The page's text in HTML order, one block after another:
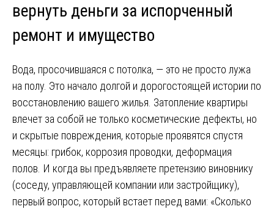
вернуть деньги за испорченный
ремонт и имущество
Вода, просочившаяся с потолка, — это не просто лужа
на полу. Это начало долгой и дорогостоящей истории по
восстановлению вашего жилья. Затопление квартиры
влечет за собой не только косметические дефекты, но
и скрытые повреждения, которые проявятся спустя
месяцы: грибок, коррозия проводки, деформация
полов. И когда вы предъявляете претензию виновнику
(соседу, управляющей компании или застройщику),
первый вопрос, который встает перед вами: «Сколько